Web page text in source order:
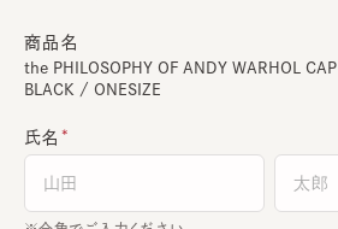
商品名
the PHILOSOPHY OF ANDY WARHOL CAP
BLACK / ONESIZE
氏名